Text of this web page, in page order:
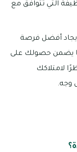
التي تتوافق مع
أفضل فرصة
يضمن حصولك على
لامتلاكك
وجه.